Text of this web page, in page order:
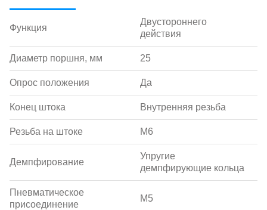
Функция
Двустороннего
действия
Диаметр поршня, мм 25
Опрос положения Да
Конец штока Внутренняя резьба
Резьба на штоке M6
Демпфирование
Упругие
демпфирующие кольца
Пневматическое
присоединение
M5